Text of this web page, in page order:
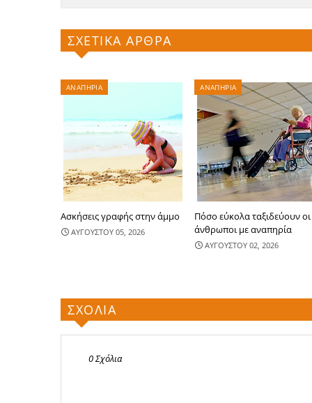
ΣΧΕΤΙΚΑ ΑΡΘΡΑ
ΑΝΑΠΗΡΙΑ
Ασκήσεις γραφής στην άμμο
ΑΥΓΟΥΣΤΟΥ 05, 2026
ΑΝΑΠΗΡΙΑ
Πόσο εύκολα ταξιδεύουν οι
άνθρωποι με αναπηρία
ΑΥΓΟΥΣΤΟΥ 02, 2026
ΣΧΟΛΙΑ
0 Σχόλια